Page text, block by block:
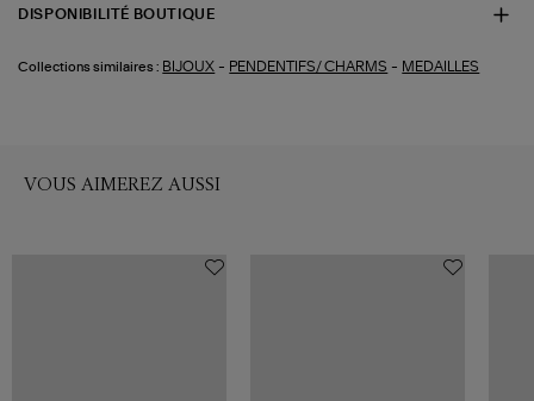
DISPONIBILITÉ BOUTIQUE
Collections similaires : BIJOUX - PENDENTIFS/ CHARMS - MEDAILLES
VOUS AIMEREZ AUSSI